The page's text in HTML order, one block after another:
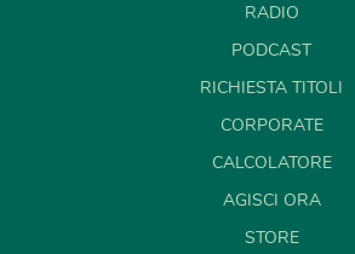
RADIO
PODCAST
RICHIESTA TITOLI
CORPORATE
CALCOLATORE
AGISCI ORA
STORE